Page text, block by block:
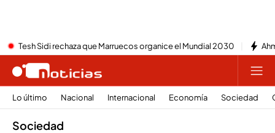
Tesh Sidi rechaza que Marruecos organice el Mundial 2030
Lo último Nacional Internacional Economía Sociedad
Sociedad